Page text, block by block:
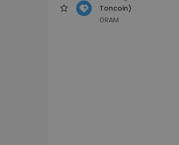
Toncoin)
GRAM